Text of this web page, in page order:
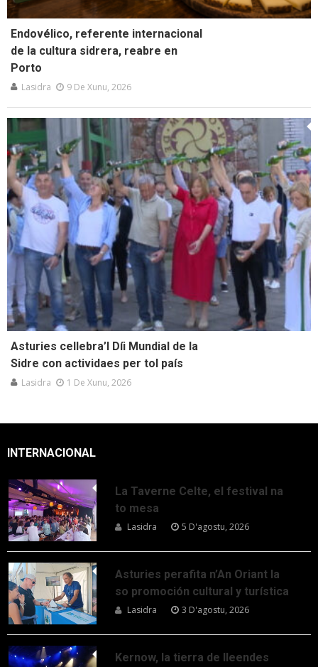
Endovélico, referente internacional
de la cultura sidrera, reabre en
Porto
Lasidra 9 De Xunu, 2026
Asturies cellebra’l Díi Mundial de la
Sidre con actividaes per tol país
Lasidra 1 De Xunu, 2026
INTERNACIONAL
La Taverne Celte, el festival na
to mesa
Lasidra 5 D'agostu, 2026
Asturies perafita n’An Oriant la
so promoción cultural y turística
Lasidra 3 D'agostu, 2026
Kernow, la tierra de lleendes